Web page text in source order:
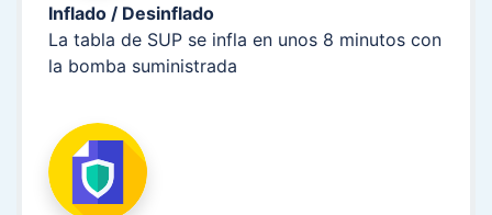
Inflado / Desinflado
La tabla de SUP se infla en unos 8 minutos con
la bomba suministrada